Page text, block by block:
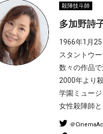
殺陣技斗師
多加野詩
1966年1月
スタントウ
数々の作品で
2000年より
学園ミュー
女性殺陣師
＠